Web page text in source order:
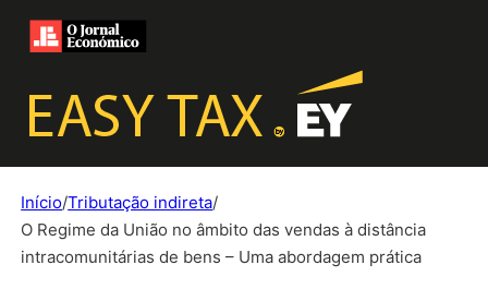
Início/Tributação indireta/
O Regime da União no âmbito das vendas à distância
intracomunitárias de bens – Uma abordagem prática